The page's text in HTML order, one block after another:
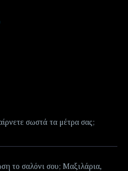
σωστά τα μέτρα σας;
το σαλόνι σου; Μαξιλάρια,